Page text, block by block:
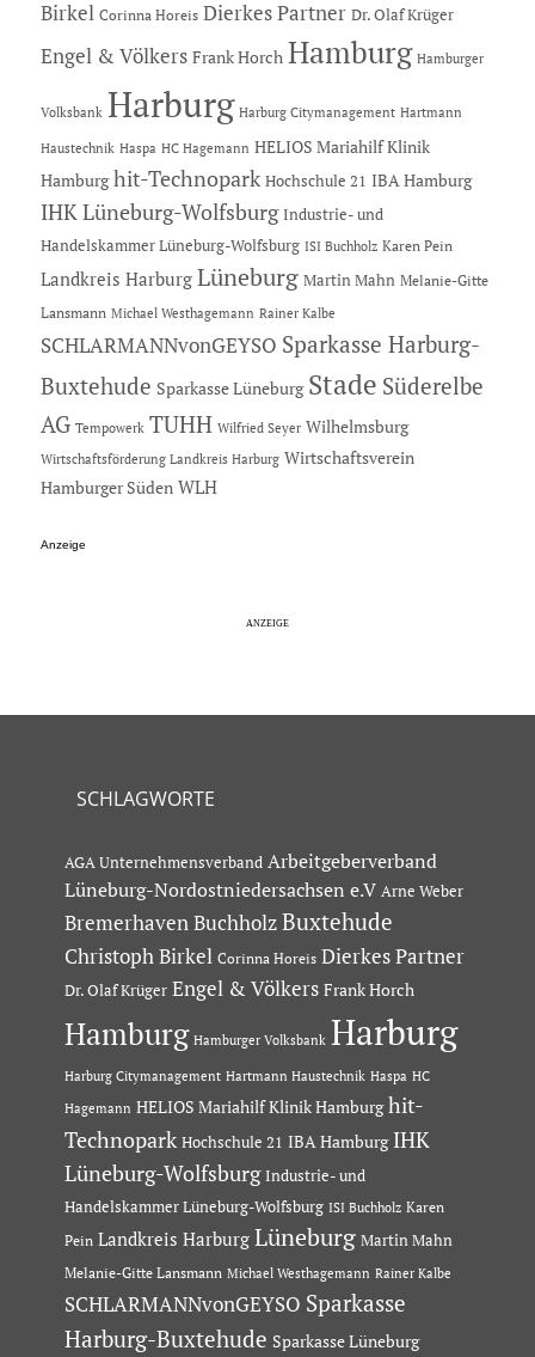
Birkel Corinna Horeis Dierkes Partner Dr. Olaf Krüger
Engel & Völkers Frank Horch Hamburg Hamburger
Volksbank Harburg Harburg Citymanagement Hartmann
Haustechnik Haspa HC Hagemann HELIOS Mariahilf Klinik
Hamburg hit-Technopark Hochschule 21 IBA Hamburg
IHK Lüneburg-Wolfsburg Industrie- und
Handelskammer Lüneburg-Wolfsburg ISI Buchholz Karen Pein
Landkreis Harburg Lüneburg Martin Mahn Melanie-Gitte
Lansmann Michael Westhagemann Rainer Kalbe
SCHLARMANNvonGEYSO Sparkasse Harburg-
Buxtehude Sparkasse Lüneburg Stade Süderelbe
AG Tempowerk TUHH Wilfried Seyer Wilhelmsburg
Wirtschaftsförderung Landkreis Harburg Wirtschaftsverein
Hamburger Süden WLH
Anzeige
SCHLAGWORTE
AGA Unternehmensverband Arbeitgeberverband
Lüneburg-Nordostniedersachsen e.V Arne Weber
Bremerhaven Buchholz Buxtehude
Christoph Birkel Corinna Horeis Dierkes Partner
Dr. Olaf Krüger Engel & Völkers Frank Horch
Hamburg Hamburger Volksbank Harburg
Harburg Citymanagement Hartmann Haustechnik Haspa HC
Hagemann HELIOS Mariahilf Klinik Hamburg hit-
Technopark Hochschule 21 IBA Hamburg IHK
Lüneburg-Wolfsburg Industrie- und
Handelskammer Lüneburg-Wolfsburg ISI Buchholz Karen
Pein Landkreis Harburg Lüneburg Martin Mahn
Melanie-Gitte Lansmann Michael Westhagemann Rainer Kalbe
SCHLARMANNvonGEYSO Sparkasse
Harburg-Buxtehude Sparkasse Lüneburg